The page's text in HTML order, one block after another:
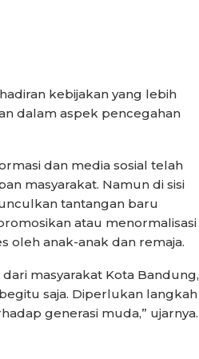
kebijakan yang lebih
dalam aspek pencegahan
dan media sosial telah
masyarakat. Namun di sisi
tantangan baru
atau menormalisasi
oleh anak-anak dan remaja.
masyarakat Kota Bandung,
saja. Diperlukan langkah
generasi muda,” ujarnya.